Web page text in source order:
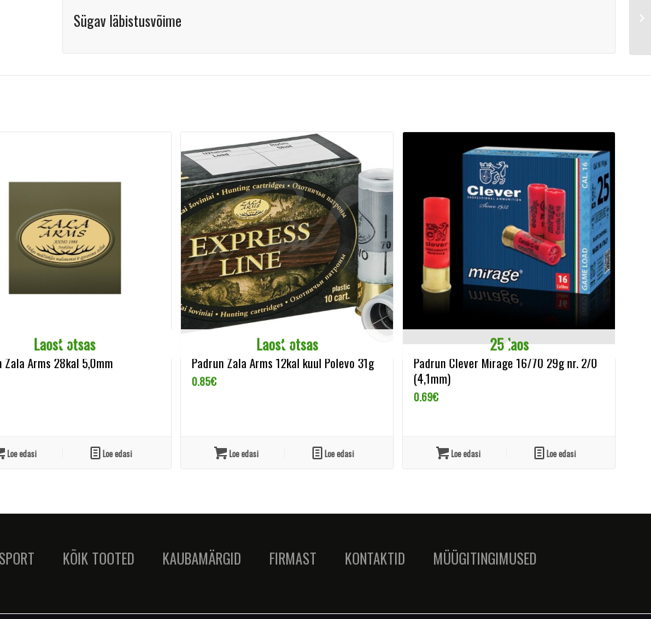
Sügav läbistusvõime
Laost otsas
Zala Arms 28kal 5,0mm
Loe edasi Loe edasi
Laost otsas
Padrun Zala Arms 12kal kuul Polevo 31g
0.85€
Loe edasi Loe edasi
25 laos
Padrun Clever Mirage 16/70 29g nr. 2/0
(4,1mm)
0.69€
Loe edasi Loe edasi
KÕIK TOOTED KAUBAMÄRGID FIRMAST KONTAKTID MÜÜGITINGIMUSED